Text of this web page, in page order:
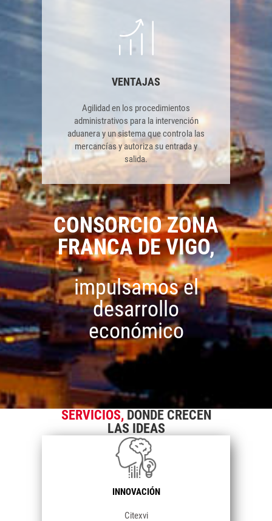
VENTAJAS
Agilidad en los procedimientos
administrativos para la intervención
aduanera y un sistema que controla las
mercancías y autoriza su entrada y
salida.
CONSORCIO ZONA
FRANCA DE VIGO,
impulsamos el
desarrollo
económico
SERVICIOS,DONDE CRECEN
LAS IDEAS
INNOVACIÓN
Citexvi